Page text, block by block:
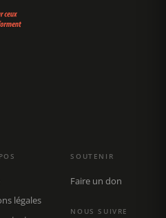
légales
SOUTENIR
Faire un don
NOUS SUIVRE